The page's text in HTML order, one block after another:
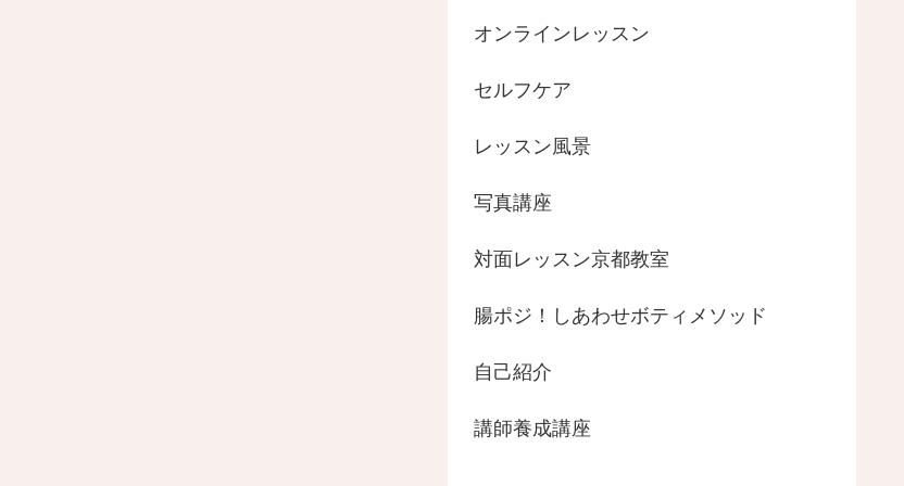
オンラインレッスン
セルフケア
レッスン風景
写真講座
対面レッスン京都教室
腸ポジ！しあわせボティメソッド
自己紹介
講師養成講座